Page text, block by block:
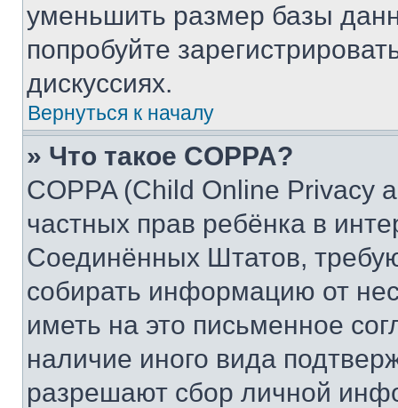
уменьшить размер базы
попробуйте
дискуссиях.
Вернуться к началу
» Что такое COPPA?
COPPA (Child Online Privacy
частных прав ребёнка в
Соединённых Штатов,
собирать информацию от
иметь на это письменное
наличие иного вида
разрешают сбор личной